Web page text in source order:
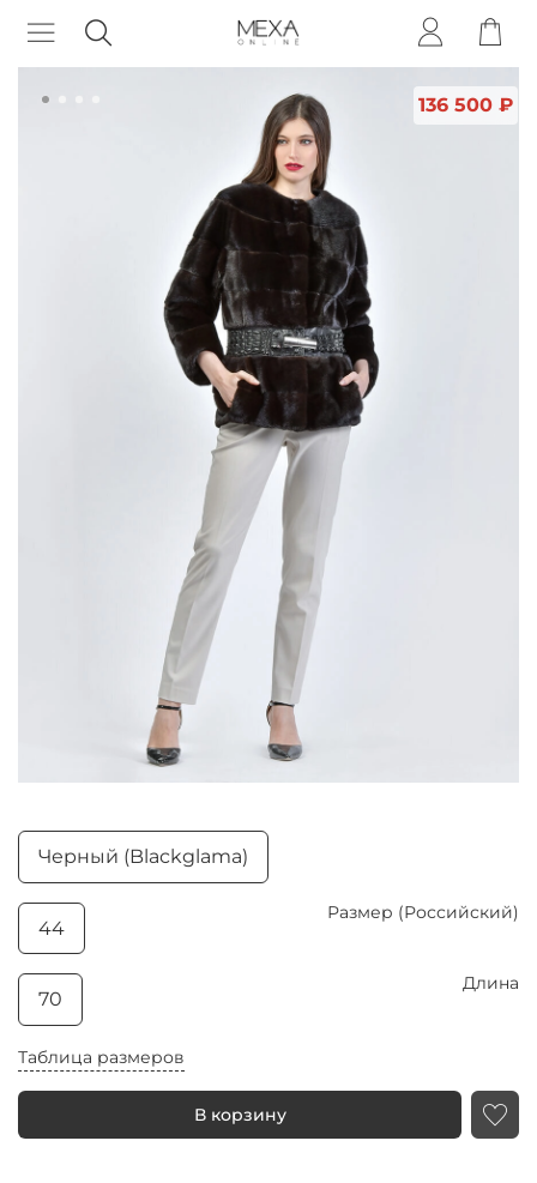
136 500 ₽
Таблица размеров
В корзину
Черный (Blackglama)
Размер (Российский)
44
Длина
70